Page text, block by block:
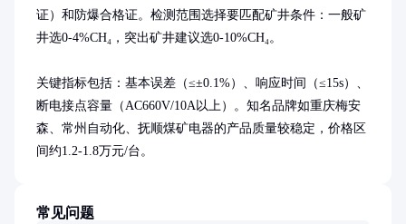
证）和防爆合格证。检测范围选择要匹配矿井条件：一般矿
井选0-4%CH₄，突出矿井建议选0-10%CH₄。
关键指标包括：基本误差（≤±0.1%）、响应时间（≤15s）、
断电接点容量（AC660V/10A以上）。知名品牌如重庆梅安
森、常州自动化、抚顺煤矿电器的产品质量较稳定，价格区
间约1.2-1.8万元/台。
常见问题